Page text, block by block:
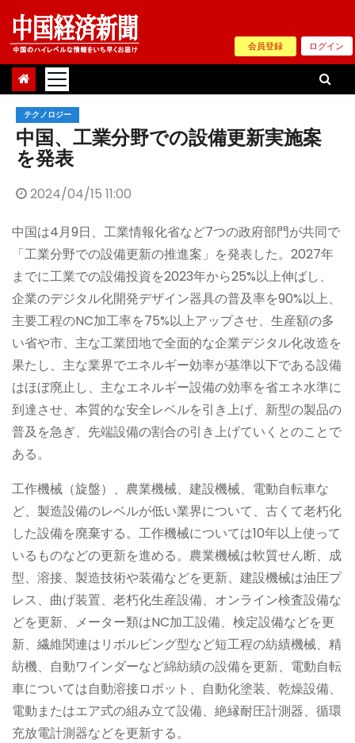
Skip
content
会員登録 ログイン
テクノロジー
中国、工業分野での設備更新実施案
を発表
2024/04/15 11:00
中国は4月9日、工業情報化省など7つの政府部門が共同で
「工業分野での設備更新の推進案」を発表した。2027年
までに工業での設備投資を2023年から25%以上伸ばし、
企業のデジタル化開発デザイン器具の普及率を90%以上、
主要工程のNC加工率を75%以上アップさせ、生産額の多
い省や市、主な工業団地で全面的な企業デジタル化改造を
果たし、主な業界でエネルギー効率が基準以下である設備
はほぼ廃止し、主なエネルギー設備の効率を省エネ水準に
到達させ、本質的な安全レベルを引き上げ、新型の製品の
普及を急ぎ、先端設備の割合の引き上げていくとのことで
ある。
工作機械（旋盤）、農業機械、建設機械、電動自転車な
ど、製造設備のレベルが低い業界について、古くて老朽化
した設備を廃棄する。工作機械については10年以上使って
いるものなどの更新を進める。農業機械は軟質せん断、成
型、溶接、製造技術や装備などを更新、建設機械は油圧プ
レス、曲げ装置、老朽化生産設備、オンライン検査設備な
どを更新、メーター類はNC加工設備、検定設備などを更
新、繊維関連はリボルビング型など短工程の紡績機械、精
紡機、自動ワインダーなど綿紡績の設備を更新、電動自転
車については自動溶接ロボット、自動化塗装、乾燥設備、
電動またはエア式の組み立て設備、絶縁耐圧計測器、循環
充放電計測器などを更新する。